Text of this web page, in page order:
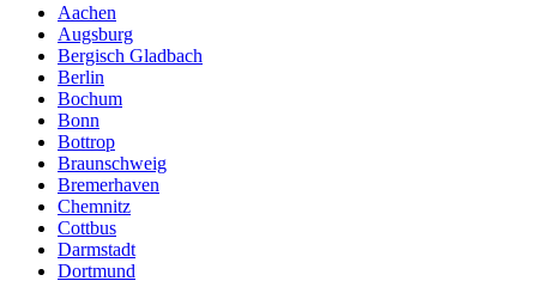
Aachen
Augsburg
Bergisch Gladbach
Berlin
Bochum
Bonn
Bottrop
Braunschweig
Bremerhaven
Chemnitz
Cottbus
Darmstadt
Dortmund